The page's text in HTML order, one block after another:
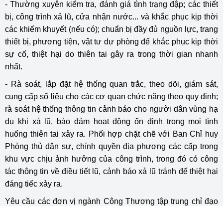
- Thường xuyên kiểm tra, đánh giá tình trạng đập; các thiết
bị, công trình xả lũ, cửa nhận nước... và khắc phục kịp thời
các khiếm khuyết (nếu có); chuẩn bị đầy đủ nguồn lực, trang
thiết bị, phương tiện, vật tư dự phòng để khắc phục kịp thời
sự cố, thiệt hại do thiên tai gây ra trong thời gian nhanh
nhất.
- Rà soát, lắp đặt hệ thống quan trắc, theo dõi, giám sát,
cung cấp số liệu cho các cơ quan chức năng theo quy định;
rà soát hệ thống thông tin cảnh báo cho người dân vùng hạ
du khi xả lũ, bảo đảm hoạt động ổn định trong mọi tình
huống thiên tai xảy ra. Phối hợp chặt chẽ với Ban Chỉ huy
Phòng thủ dân sự, chính quyền địa phương các cấp trong
khu vực chịu ảnh hưởng của công trình, trong đó có công
tác thông tin về điều tiết lũ, cảnh báo xả lũ tránh để thiệt hại
đáng tiếc xảy ra.
Yêu cầu các đơn vị ngành Công Thương tập trung chỉ đạo